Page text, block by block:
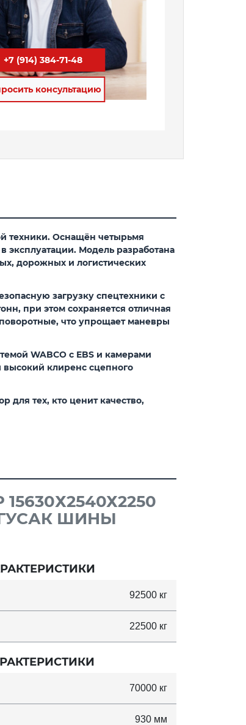
+7 (914) 384-71-48
консультацию
техники. Оснащён четырьмя
эксплуатации. Модель разработана
дорожных и логистических
загрузку спецтехники с
при этом сохраняется отличная
что упрощает маневры
WABCO с EBS и камерами
высокий клиренс сцепного
для тех, кто ценит качество,
ШИНЫ
92500 кг
22500 кг
70000 кг
930 мм